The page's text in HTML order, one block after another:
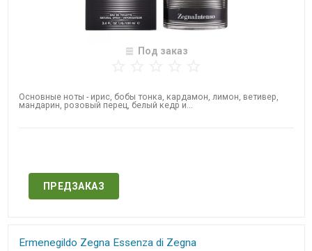
Под заказ
Основные ноты - ирис, бобы тонка, кардамон, лимон, ветивер,
мандарин, розовый перец, белый кедр и...
ПРЕДЗАКАЗ
Ermenegildo Zegna​ Essenza di Zegna